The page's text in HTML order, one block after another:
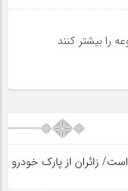
را بیشتر کنند
زائران از پارک خودرو